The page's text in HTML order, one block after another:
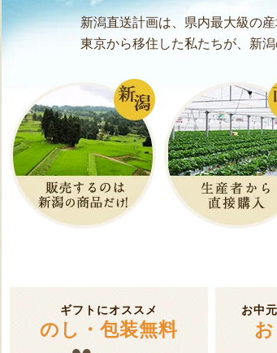
新潟直送計画は、県内最大級の
東京から移住した私たちが、新
ギフトにオススメ
のし・包装無料
お中
流れ梅
『株式会社 大阪屋』
予約注文：魚沼の定番
のなす漬け 深雪なす
『農房 丸
8月9日 00:23 [新潟県] 8月9日 00:21 [東京